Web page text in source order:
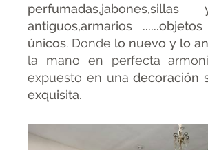
antiguos,armarios
únicos. Donde lo nuevo y lo
la mano en perfecta
expuesto en unadecoración
exquisita.